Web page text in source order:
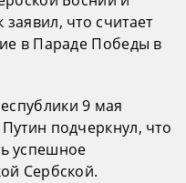
что считает
в Параде Победы в
9 мая
подчеркнул, что
успешное
Сербской.